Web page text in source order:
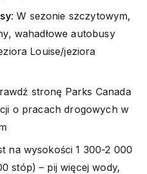
: W sezonie szczytowym,
wahadłowe autobusy
Louise/jeziora
stronę Parks Canada
o pracach drogowych w
na wysokości 1 300-2 000
stóp) – pij więcej wody,